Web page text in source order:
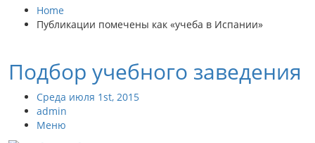
Home
Публикации помечены как «учеба в Испании»
Подбор учебного заведения
Среда июля 1st, 2015
admin
Меню